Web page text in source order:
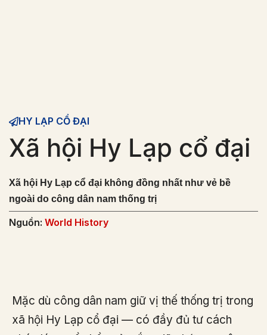
HY LẠP CỔ ĐẠI
Xã hội Hy Lạp cổ đại
Xã hội Hy Lạp cổ đại không đồng nhất như vẻ bề
ngoài do công dân nam thống trị
Nguồn: World History
Mặc dù công dân nam giữ vị thế thống trị trong
xã hội Hy Lạp cổ đại — có đầy đủ tư cách